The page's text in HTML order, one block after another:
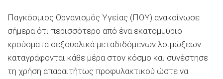
Παγκόσμιος Οργανισμός Υγείας (ΠΟΥ) ανακοίνωσε
σήμερα ότι περισσότερο από ένα εκατομμύριο
κρούσματα σεξουαλικά μεταδιδόμενων λοιμώξεων
καταγράφονται κάθε μέρα στον κόσμο και συνέστησε
τη χρήση απαραιτήτως προφυλακτικού ώστε να